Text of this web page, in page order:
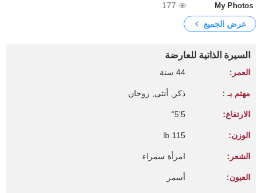
My Photos
177
عرض الجميع
السيرة الذاتية للعارضة
العمر: 44 سنة
مهتم بـ : ذكر, أنثى, زوجان
الارتفاع: 5'5"
الوزن: 115 lb
الشعر: امرأة سمراء
العيون: أسمر